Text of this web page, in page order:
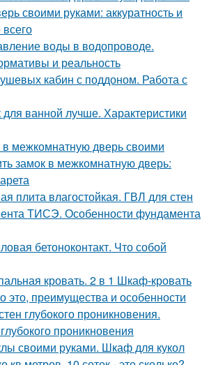
своими руками: аккуратность и
воды в водопроводе.
и реальность
кабин с поддоном. Работа с
для ванной лучше. Характеристики
межкомнатную дверь своими
замок в межкомнатную дверь:
плита влагостойкая. ГВЛ для стен
ТИСЭ. Особенности фундамента
бетоноконтакт. Что собой
кровать. 2 в 1 Шкаф-кровать
это, преимущества и особенности
глубокого проникновения.
проникновения
своими руками. Шкаф для кукол